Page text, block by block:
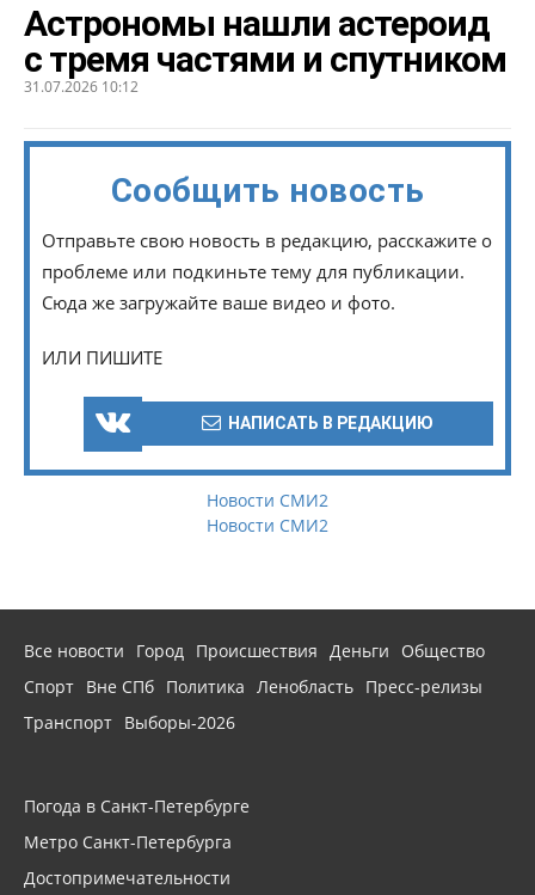
Астрономы нашли астероид
с тремя частями и спутником
31.07.2026 10:12
Сообщить новость
Отправьте свою новость в редакцию, расскажите о
проблеме или подкиньте тему для публикации.
Сюда же загружайте ваше видео и фото.
ИЛИ ПИШИТЕ
НАПИСАТЬ В РЕДАКЦИЮ
Новости СМИ2
Новости СМИ2
Все новости Город Происшествия Деньги
Общество
Спорт Вне СПб Политика Ленобласть Пресс-релизы
Транспорт Выборы-2026
Погода в Санкт-Петербурге
Метро Санкт-Петербурга
Достопримечательности